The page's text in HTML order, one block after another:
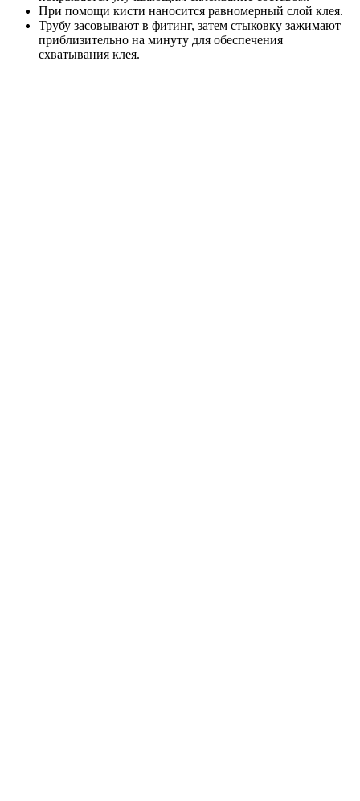
При помощи кисти наносится равномерный слой клея.
Трубу засовывают в фитинг, затем стыковку зажимают
приблизительно на минуту для обеспечения
схватывания клея.